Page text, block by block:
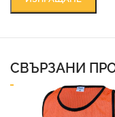
СВЪРЗАНИ